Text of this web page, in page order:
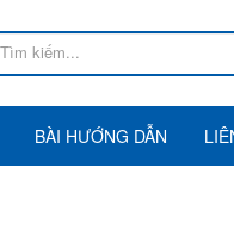
BÀI HƯỚNG DẪN